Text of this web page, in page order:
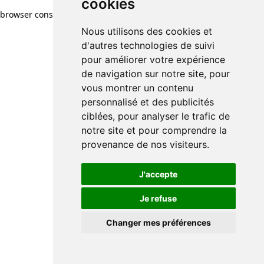
cookies
Nous utilisons des cookies et
d'autres technologies de suivi
pour améliorer votre expérience
de navigation sur notre site, pour
vous montrer un contenu
personnalisé et des publicités
ciblées, pour analyser le trafic de
notre site et pour comprendre la
provenance de nos visiteurs.
J'accepte
Je refuse
Changer mes préférences
browser console for more information)